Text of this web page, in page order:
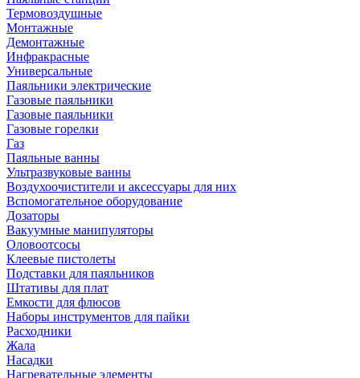
Термовоздушные
Монтажные
Демонтажные
Инфракрасные
Универсальные
Паяльники электрические
Газовые паяльники
Газовые паяльники
Газовые горелки
Газ
Паяльные ванны
Ультразвуковые ванны
Воздухоочистители и аксессуары для них
Вспомогательное оборудование
Дозаторы
Вакуумные манипуляторы
Оловоотсосы
Клеевые пистолеты
Подставки для паяльников
Штативы для плат
Емкости для флюсов
Наборы инструментов для пайки
Расходники
Жала
Насадки
Нагревательные элементы